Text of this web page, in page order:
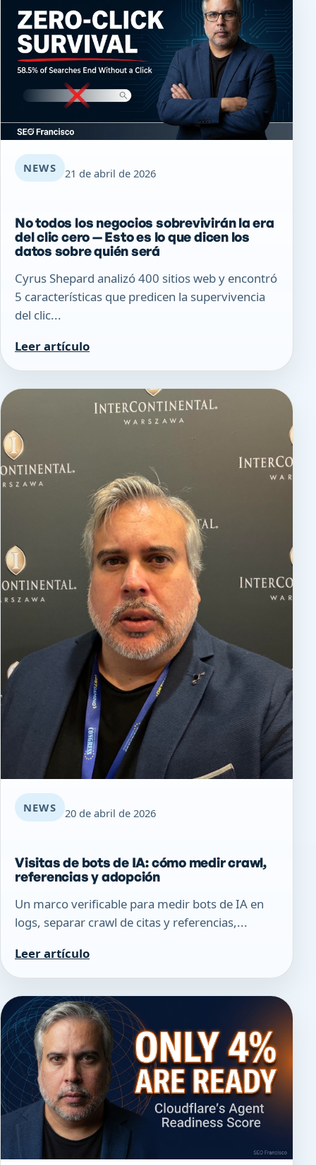
NEWS 21 de abril de 2026
No todos los negocios sobrevivirán la era
del clic cero — Esto es lo que dicen los
datos sobre quién será
Cyrus Shepard analizó 400 sitios web y encontró
5 características que predicen la supervivencia
del clic...
Leer artículo
NEWS 20 de abril de 2026
Visitas de bots de IA: cómo medir crawl,
referencias y adopción
Un marco verificable para medir bots de IA en
logs, separar crawl de citas y referencias,...
Leer artículo